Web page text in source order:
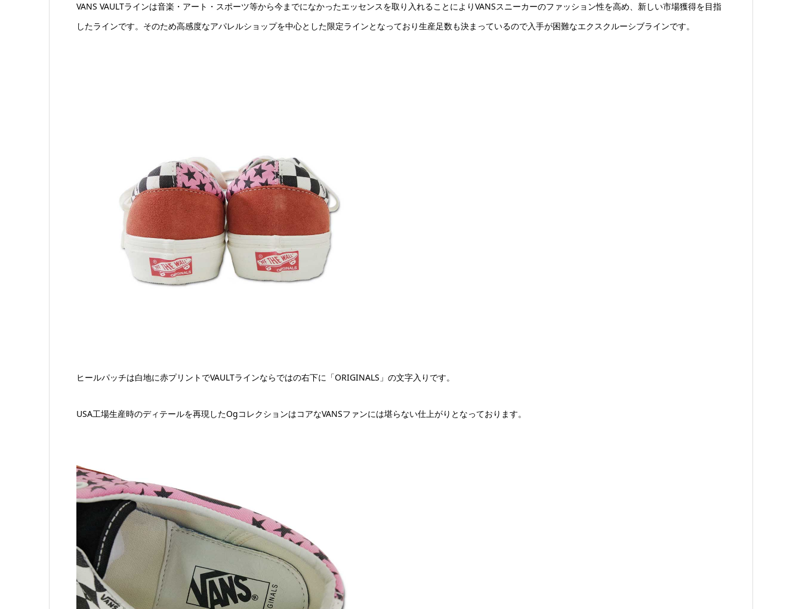
VANS VAULTラインは音楽・アート・スポーツ等から今までになかったエッセンスを取り入れることによりVANSスニーカーのファッション性を高め、新しい市場獲得を目指
したラインです。そのため高感度なアパレルショップを中心とした限定ラインとなっており生産足数も決まっているので入手が困難なエクスクルーシブラインです。
ヒールパッチは白地に赤プリントでVAULTラインならではの右下に「ORIGINALS」の文字入りです。
USA工場生産時のディテールを再現したOgコレクションはコアなVANSファンには堪らない仕上がりとなっております。